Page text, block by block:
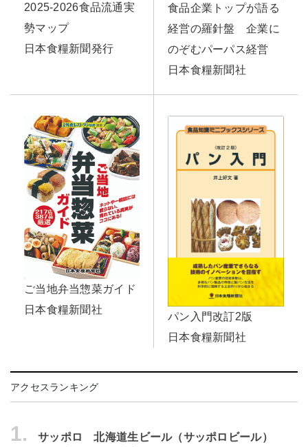
2025-2026食品流通実
勢マップ
日本食糧新聞発行
食品企業トップが語る
経営の羅針盤 企業に
のぞむパーパス経営
日本食糧新聞社
ご当地弁当惣菜ガイド
日本食糧新聞社
パン入門改訂2版
日本食糧新聞社
アクセスランキング
1.
サッポロ 北海道生ビール（サッポロビール）